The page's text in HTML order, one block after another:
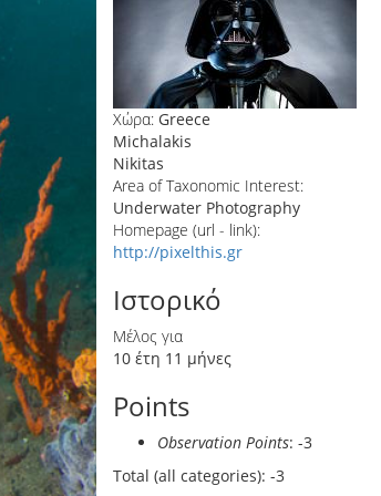
Χώρα: Greece
Michalakis
Nikitas
Area of Taxonomic Interest:
Underwater Photography
Homepage (url - link):
http://pixelthis.gr
Ιστορικό
Μέλος για
10 έτη 11 μήνες
Points
Observation Points: -3
Total (all categories): -3